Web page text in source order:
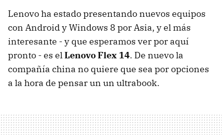
Lenovo ha estado presentando nuevos equipos
con Android y Windows 8 por Asia, y el más
interesante - y que esperamos ver por aquí
pronto - es elLenovo Flex 14. De nuevo la
compañía china no quiere que sea por opciones
a la hora de pensar un un ultrabook.